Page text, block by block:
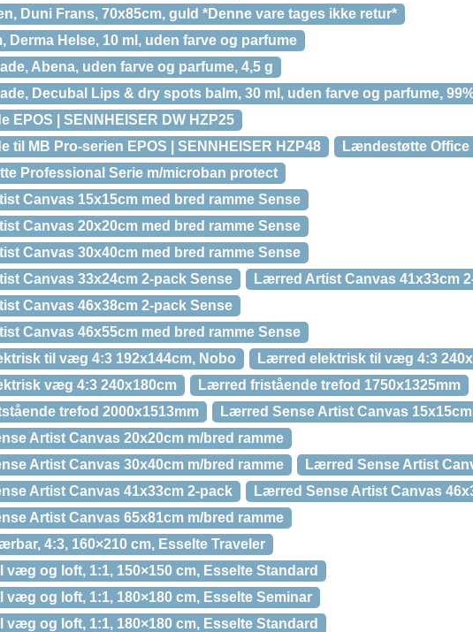
Duni Frans, 70x85cm, guld *Denne vare tages ikke retur*
Derma Helse, 10 ml, uden farve og parfume
Abena, uden farve og parfume, 4,5 g
Decubal Lips & dry spots balm, 30 ml, uden farve og parfume,
EPOS | SENNHEISER DW HZP25
til MB Pro-serien EPOS | SENNHEISER HZP48
Lændestøtte Office
Professional Serie m/microban protect
Canvas 15x15cm med bred ramme Sense
Canvas 20x20cm med bred ramme Sense
Canvas 30x40cm med bred ramme Sense
Canvas 33x24cm 2-pack Sense
Lærred Artist Canvas 41x33cm
Canvas 46x38cm 2-pack Sense
Canvas 46x55cm med bred ramme Sense
til væg 4:3 192x144cm, Nobo
Lærred elektrisk til væg 4:3
væg 4:3 240x180cm
Lærred fristående trefod 1750x1325mm
trefod 2000x1513mm
Lærred Sense Artist Canvas
Artist Canvas 20x20cm m/bred ramme
Artist Canvas 30x40cm m/bred ramme
Lærred Sense Artist
Artist Canvas 41x33cm 2-pack
Lærred Sense Artist Canvas
Artist Canvas 65x81cm m/bred ramme
4:3, 160×210 cm, Esselte Traveler
væg og loft, 1:1, 150×150 cm, Esselte Standard
væg og loft, 1:1, 180×180 cm, Esselte Seminar
væg og loft, 1:1, 180×180 cm, Esselte Standard